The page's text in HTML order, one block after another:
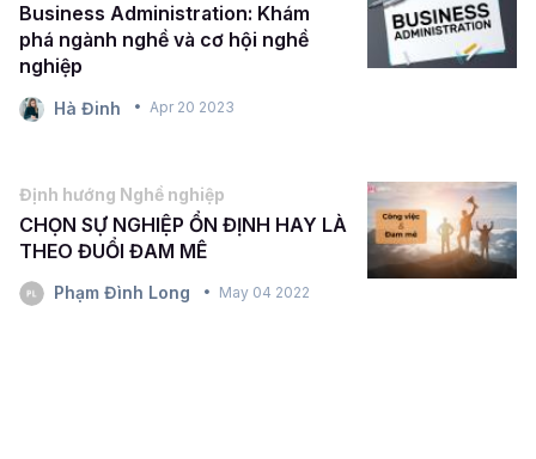
Business Administration: Khám
phá ngành nghề và cơ hội nghề
nghiệp
Hà Đinh Apr 20 2023
Định hướng Nghề nghiệp
CHỌN SỰ NGHIỆP ỔN ĐỊNH HAY LÀ
THEO ĐUỔI ĐAM MÊ
Phạm Đình Long May 04 2022